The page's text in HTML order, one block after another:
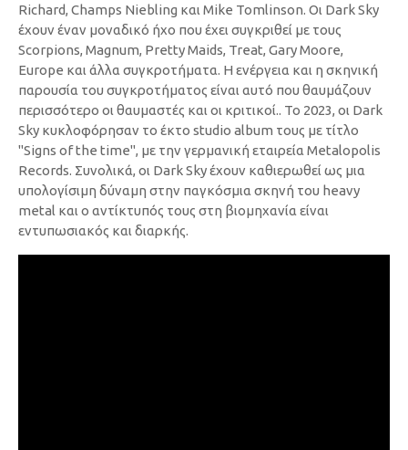
Richard, Champs Niebling και Mike Tomlinson. Οι Dark Sky
έχουν έναν μοναδικό ήχο που έχει συγκριθεί με τους
Scorpions, Magnum, Pretty Maids, Treat, Gary Moore,
Europe και άλλα συγκροτήματα. Η ενέργεια και η σκηνική
παρουσία του συγκροτήματος είναι αυτό που θαυμάζουν
περισσότερο οι θαυμαστές και οι κριτικοί.. Το 2023, οι Dark
Sky κυκλοφόρησαν το έκτο studio album τους με τίτλο
"Signs of the time", με την γερμανική εταιρεία Metalopolis
Records. Συνολικά, οι Dark Sky έχουν καθιερωθεί ως μια
υπολογίσιμη δύναμη στην παγκόσμια σκηνή του heavy
metal και ο αντίκτυπός τους στη βιομηχανία είναι
εντυπωσιακός και διαρκής.